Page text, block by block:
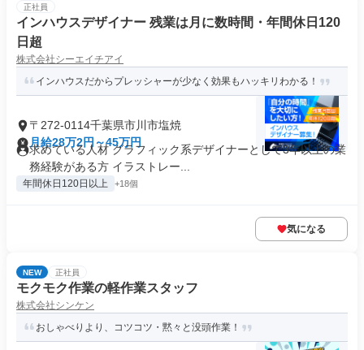
正社員
インハウスデザイナー 残業は月に数時間・年間休日120
日超
株式会社シーエイチアイ
インハウスだからプレッシャーが少なく効果もハッキリわかる！
〒272-0114千葉県市川市塩焼
月給28万2円～45万円
求めている人材 グラフィック系デザイナーとして3年以上の業
務経験がある方 イラストレー...
年間休日120日以上 +18個
気になる
NEW 正社員
モクモク作業の軽作業スタッフ
株式会社シンケン
おしゃべりより、コツコツ・黙々と没頭作業！